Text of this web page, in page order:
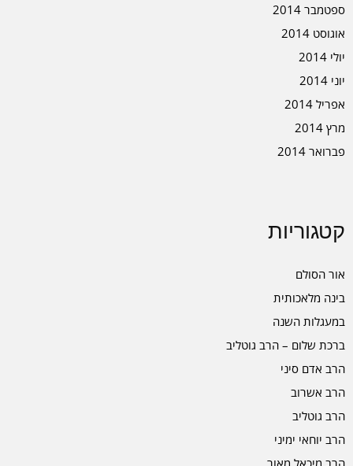
ספטמבר 2014
אוגוסט 2014
יולי 2014
יוני 2014
אפריל 2014
מרץ 2014
פברואר 2014
קטגוריות
אור הסולם
בינה מלאכותית
במעגלות השנה
ברכת שלום – הרב גוטליב
הרב אדם סיני
הרב אשרוב
הרב גוטליב
הרב יוחאי ימיני
הרב מיכאל מאור